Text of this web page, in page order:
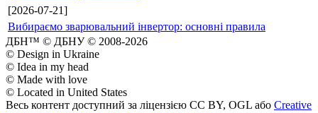
[2026-07-21]
Вибираємо зварювальний інвертор: основні правила
ДБН™ © ДБНУ © 2008-2026
© Design in Ukraine
© Idea in my head
© Made with love
© Located in United States
Весь контент доступний за ліцензією CC BY, OGL або Creative